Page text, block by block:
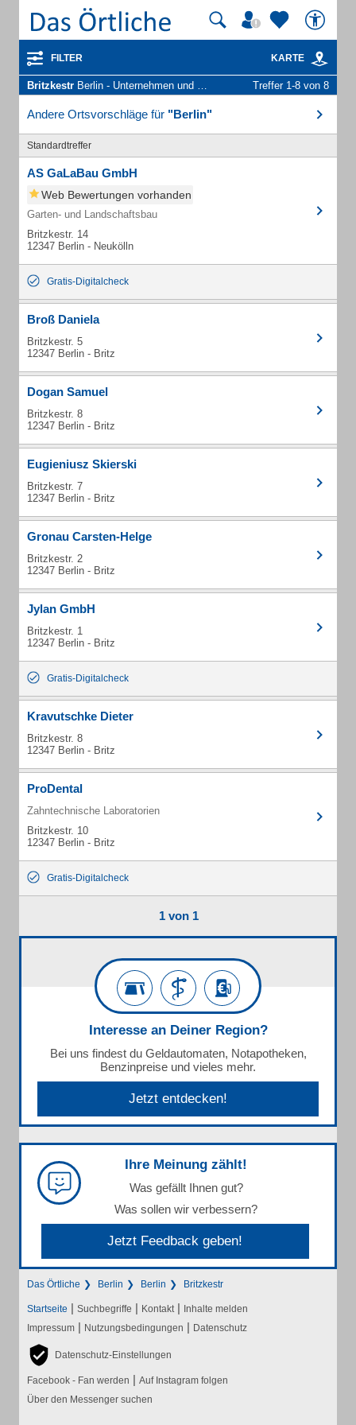
FILTER KARTE
Britzkestr Berlin - Unternehmen und Personen Treffer 1-8 von 8
Andere Ortsvorschläge für "Berlin"
Standardtreffer
AS GaLaBau GmbH
Web Bewertungen vorhanden
Garten- und Landschaftsbau
Britzkestr. 14
12347 Berlin - Neukölln
Gratis-Digitalcheck
Broß Daniela
Britzkestr. 5
12347 Berlin - Britz
Dogan Samuel
Britzkestr. 8
12347 Berlin - Britz
Eugieniusz Skierski
Britzkestr. 7
12347 Berlin - Britz
Gronau Carsten-Helge
Britzkestr. 2
12347 Berlin - Britz
Jylan GmbH
Britzkestr. 1
12347 Berlin - Britz
Gratis-Digitalcheck
Kravutschke Dieter
Britzkestr. 8
12347 Berlin - Britz
ProDental
Zahntechnische Laboratorien
Britzkestr. 10
12347 Berlin - Britz
Gratis-Digitalcheck
1 von 1
Interesse an Deiner Region?
Bei uns findest du Geldautomaten, Notapotheken,
Benzinpreise und vieles mehr.
Jetzt entdecken!
Ihre Meinung zählt!
Was gefällt Ihnen gut?
Was sollen wir verbessern?
Jetzt Feedback geben!
Das Örtliche Berlin Berlin Britzkestr
Startseite | Suchbegriffe | Kontakt | Inhalte melden
Impressum | Nutzungsbedingungen | Datenschutz
Datenschutz-Einstellungen
Facebook - Fan werden | Auf Instagram folgen
Über den Messenger suchen